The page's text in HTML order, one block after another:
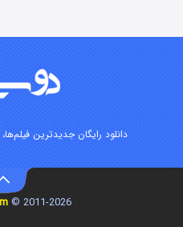
قسمت۲ (دوبله)
دانلود رایگان جدیدترین
2011-2026 ©